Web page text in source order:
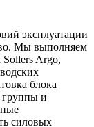
эксплуатации
Мы выполняем
Sollers Argo,
блока
и
силовых